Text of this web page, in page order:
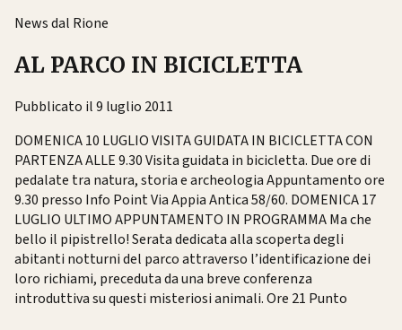
News dal Rione
AL PARCO IN BICICLETTA
Pubblicato il 9 luglio 2011
DOMENICA 10 LUGLIO VISITA GUIDATA IN BICICLETTA CON
PARTENZA ALLE 9.30 Visita guidata in bicicletta. Due ore di
pedalate tra natura, storia e archeologia Appuntamento ore
9.30 presso Info Point Via Appia Antica 58/60. DOMENICA 17
LUGLIO ULTIMO APPUNTAMENTO IN PROGRAMMA Ma che
bello il pipistrello! Serata dedicata alla scoperta degli
abitanti notturni del parco attraverso l’identificazione dei
loro richiami, preceduta da una breve conferenza
introduttiva su questi misteriosi animali. Ore 21 Punto